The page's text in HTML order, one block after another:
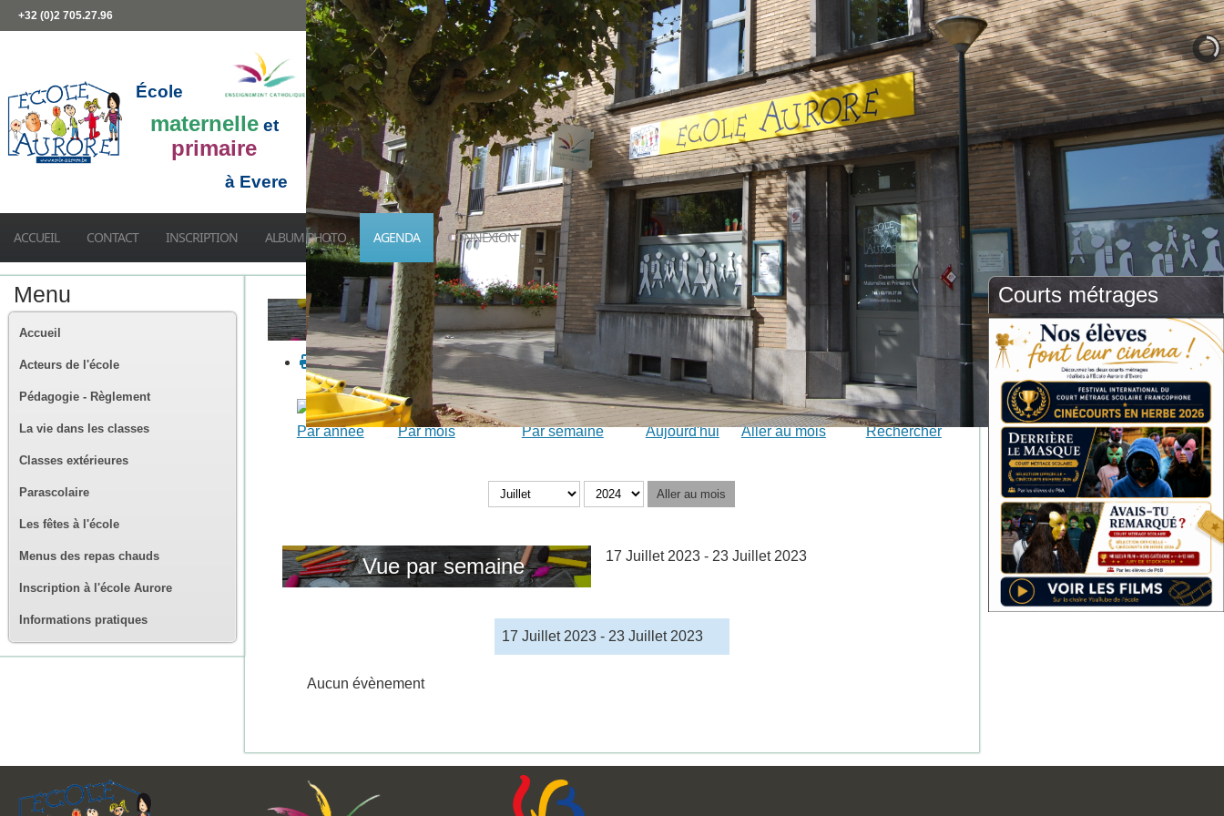
+32 (0)2 705.27.96
École
maternelle et
primaire
à Evere
ACCUEIL CONTACT INSCRIPTION ALBUM PHOTO AGENDA CONNEXION
Menu
Accueil
Acteurs de l'école
Pédagogie - Règlement
La vie dans les classes
Classes extérieures
Parascolaire
Les fêtes à l'école
Menus des repas chauds
Inscription à l'école Aurore
Informations pratiques
Calendrier
Par année Par mois Par semaine Aujourd'hui Aller au mois Rechercher
Aller au mois
Vue par semaine 17 Juillet 2023 - 23 Juillet 2023
17 Juillet 2023 - 23 Juillet 2023
Aucun évènement
Courts métrages